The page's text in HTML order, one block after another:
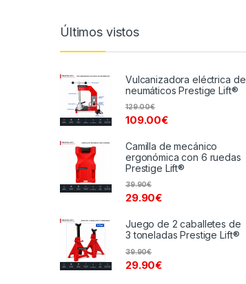
Últimos vistos
Vulcanizadora eléctrica de
neumáticos Prestige Lift®
109.00€
129.00€
Camilla de mecánico
ergonómica con 6 ruedas
Prestige Lift®
29.90€
39.90€
Juego de 2 caballetes de
3 toneladas Prestige Lift®
29.90€
39.90€